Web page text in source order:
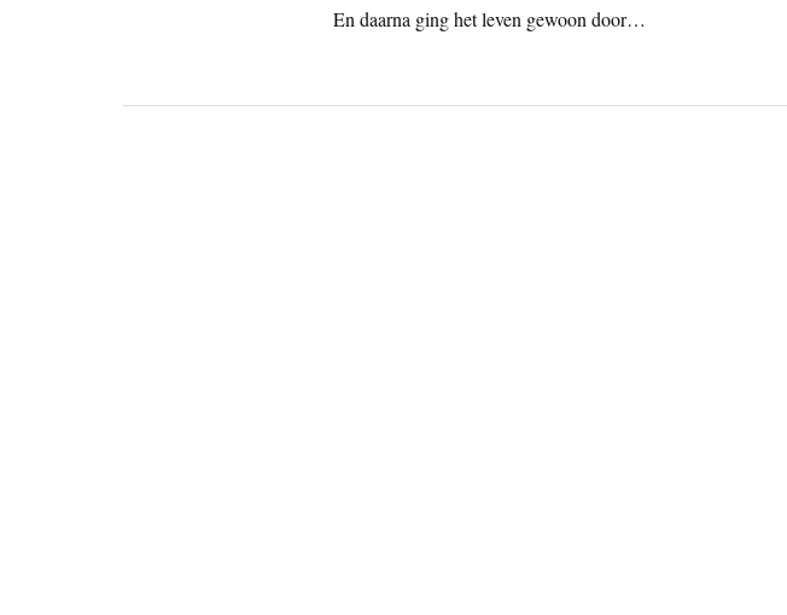
En daarna ging het leven gewoon door…